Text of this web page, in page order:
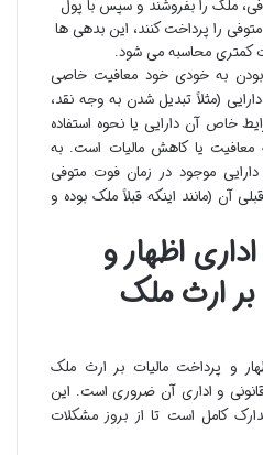
ملک را بفروشند و سپس با پول
را پرداخت کنند، این بدهی ها
کمتری محاسبه می شود.
به خودی خود معافیت خاصی
(مثلاً تبدیل شدن به وجه نقد،
خاص آن دارایی یا نحوه استفاده
یا کاهش مالیات است. به
دارایی موجود در زمان فوت متوفی
آن (مانند اینکه قبلاً ملک بوده و
اظهار و
ارث ملک
و پرداخت مالیات بر ارث ملک
و اداری آن ضروری است. این
کامل است تا از بروز مشکلات